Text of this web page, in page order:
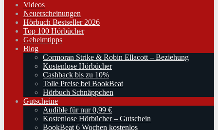
Videos
Neuerscheinungen
Hörbuch Bestseller 2026
Top 100 Hörbücher
Geheimtipps
Blog
Cormoran Strike & Robin Ellacott – Beziehung
Kostenlose Hörbücher
Cashback bis zu 10%
Tolle Preise bei BookBeat
Hörbuch Schnäppchen
Gutscheine
Audible für nur 0,99 €
Kostenlose Hörbücher – Gutschein
BookBeat 6 Wochen kostenlos